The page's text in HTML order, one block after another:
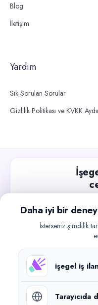
Blog
İletişim
Yardım
Sık Sorulan Sorular
Gizlilik Politikası ve KVKK
Güncel iş ilanlarını
©2026
Daha iyi bir
İsterseniz şimdilik
işegel iş
Tarayıcıda